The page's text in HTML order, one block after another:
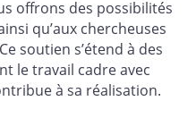
offrons des possibilités
qu’aux chercheuses
soutien s’étend à des
le travail cadre avec
à sa réalisation.